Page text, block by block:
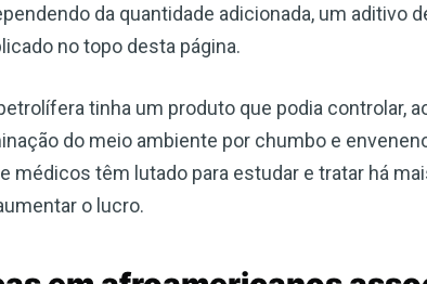
da quantidade adicionada, um aditivo
no topo desta página.
tinha um produto que podia controlar,
do meio ambiente por chumbo e
médicos têm lutado para estudar e tratar há
o lucro.
Escreva-se para receber
informativo de saúde